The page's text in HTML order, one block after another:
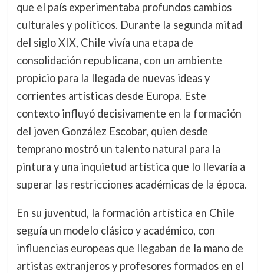
que el país experimentaba profundos cambios
culturales y políticos. Durante la segunda mitad
del siglo XIX, Chile vivía una etapa de
consolidación republicana, con un ambiente
propicio para la llegada de nuevas ideas y
corrientes artísticas desde Europa. Este
contexto influyó decisivamente en la formación
del joven González Escobar, quien desde
temprano mostró un talento natural para la
pintura y una inquietud artística que lo llevaría a
superar las restricciones académicas de la época.
En su juventud, la formación artística en Chile
seguía un modelo clásico y académico, con
influencias europeas que llegaban de la mano de
artistas extranjeros y profesores formados en el